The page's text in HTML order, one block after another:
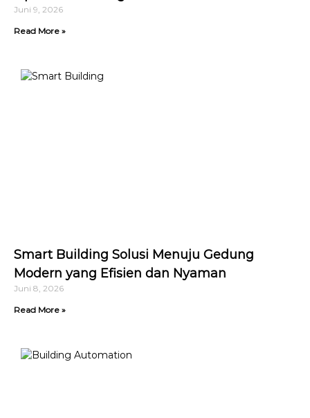
Juni 9, 2026
Read More »
Smart Building Solusi Menuju Gedung
Modern yang Efisien dan Nyaman
Juni 8, 2026
Read More »